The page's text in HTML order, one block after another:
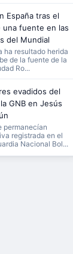
España tras el
una fuente en las
del Mundial
ha resultado herida
de la fuente de la
Ro...
evadidos del
GNB en Jesús
permanecían
registrada en el
Nacional Bol...